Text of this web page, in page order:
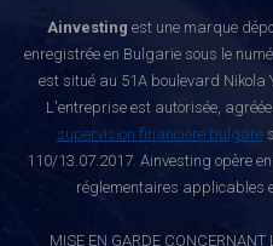
Ainvesting est une marque
enregistrée en Bulgarie sous le
est situé au 51A boulevard Nikola
L'entreprise est autorisée,
supervision financière bulgare
110/13.07.2017. Ainvesting opère
réglementaires applicables
MISE EN GARDE